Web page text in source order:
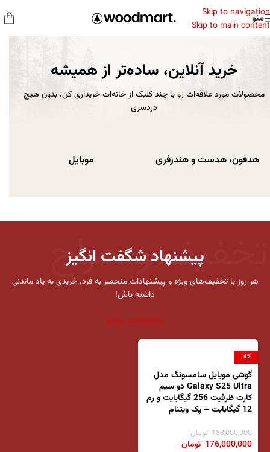
Skip to navigation
Skip to main content
منو
خرید آنلاین، ساده‌تر از همیشه
محصولات مورد علاقه‌ات رو با چند کلیک از خانه‌ات خریداری کن، بدون هیچ
دردسری
هدفون، هدست و هندزفری موبایل
تخفیف و حراج
پیشنهاد شگفت انگیز
هر روز با تخفیف‌های ویژه و پیشنهادات منحصر به فرد، خریدی به یاد ماندنی
داشته باش!
پیشنهادات بیشتر
-4%
گوشی موبایل سامسونگ مدل
Galaxy S25 Ultra دو سیم
کارت ظرفیت 256 گیگابایت و رم
12 گیگابایت – پک ویتنام
183,000,000 تومان
176,000,000 تومان